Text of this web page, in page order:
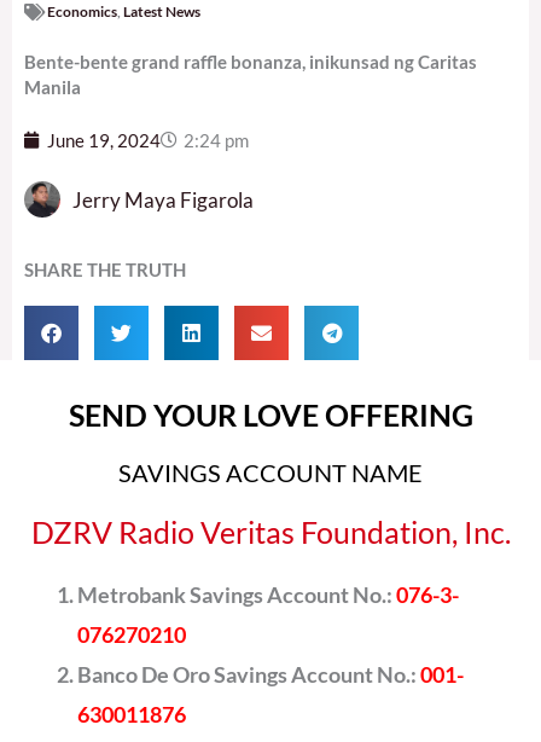
Economics Latest News
Bente-bente grand raffle bonanza, inikunsad ng Caritas
Manila
June 19, 2024 2:24 pm
Jerry Maya Figarola
SHARE THE TRUTH
SEND YOUR LOVE OFFERING
SAVINGS ACCOUNT NAME
DZRV Radio Veritas Foundation, Inc.
Metrobank Savings Account No.:076-3-
076270210
Banco De Oro Savings Account No.:001-
630011876